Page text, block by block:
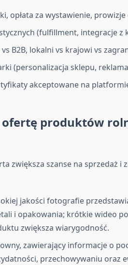
opłata za wystawienie,
(fulfillment, integracje z
B2B, lokalni vs krajowi vs
(personalizacja sklepu,
akceptowane na
ofertę produktów
zwiększa szanse na sprzedaż i
jakości fotografie
i opakowania; krótkie wideo
zwiększa wiarygodność.
zawierający informacje o
przechowywaniu oraz